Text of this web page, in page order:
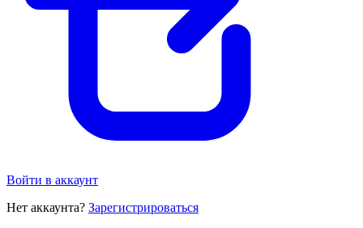
Войти в аккаунт
Нет аккаунта? Зарегистрироваться